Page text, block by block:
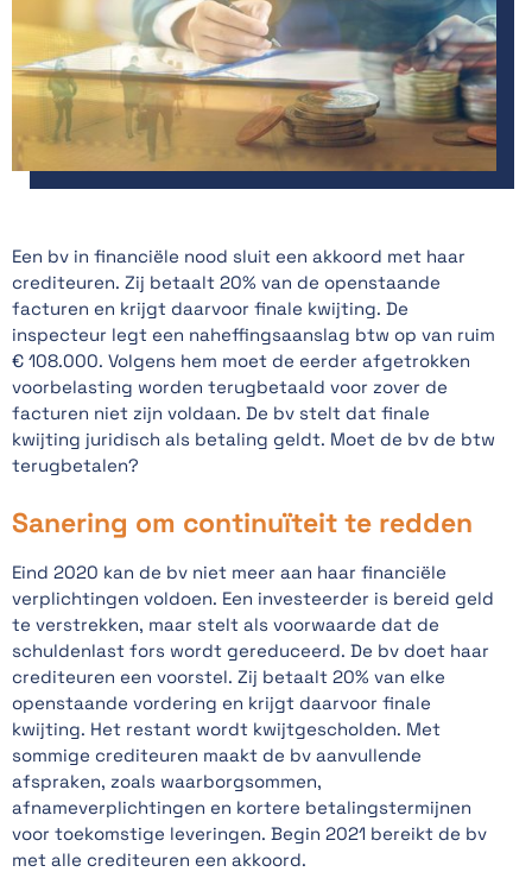
Een bv in financiële nood sluit een akkoord met haar
crediteuren. Zij betaalt 20% van de openstaande
facturen en krijgt daarvoor finale kwijting. De
inspecteur legt een naheffingsaanslag btw op van ruim
€ 108.000. Volgens hem moet de eerder afgetrokken
voorbelasting worden terugbetaald voor zover de
facturen niet zijn voldaan. De bv stelt dat finale
kwijting juridisch als betaling geldt. Moet de bv de btw
terugbetalen?
Sanering om continuïteit te redden
Eind 2020 kan de bv niet meer aan haar financiële
verplichtingen voldoen. Een investeerder is bereid geld
te verstrekken, maar stelt als voorwaarde dat de
schuldenlast fors wordt gereduceerd. De bv doet haar
crediteuren een voorstel. Zij betaalt 20% van elke
openstaande vordering en krijgt daarvoor finale
kwijting. Het restant wordt kwijtgescholden. Met
sommige crediteuren maakt de bv aanvullende
afspraken, zoals waarborgsommen,
afnameverplichtingen en kortere betalingstermijnen
voor toekomstige leveringen. Begin 2021 bereikt de bv
met alle crediteuren een akkoord.